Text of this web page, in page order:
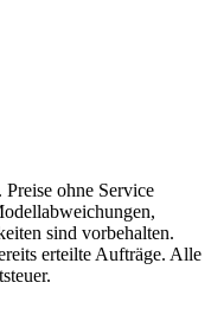
ohne Service
sind vorbehalten.
erteilte Aufträge. Alle